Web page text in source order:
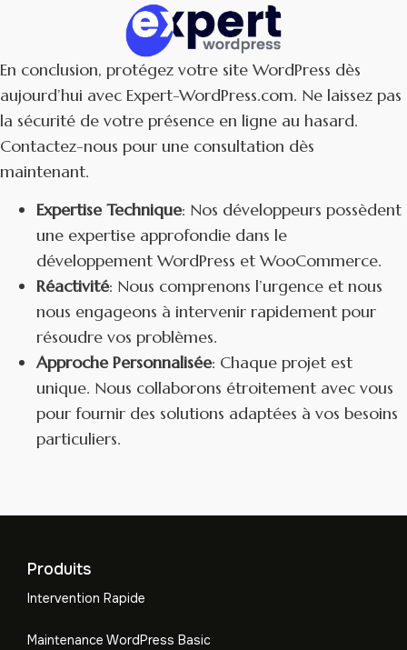
En conclusion, protégez votre site WordPress dès
aujourd’hui avec Expert-WordPress.com. Ne laissez pas
la sécurité de votre présence en ligne au hasard.
Contactez-nous pour une consultation dès
maintenant.
Expertise Technique: Nos développeurs possèdent
une expertise approfondie dans le
développement WordPress et WooCommerce.
Réactivité: Nous comprenons l’urgence et nous
nous engageons à intervenir rapidement pour
résoudre vos problèmes.
Approche Personnalisée: Chaque projet est
unique. Nous collaborons étroitement avec vous
pour fournir des solutions adaptées à vos besoins
particuliers.
Produits
Intervention Rapide
Maintenance WordPress Basic